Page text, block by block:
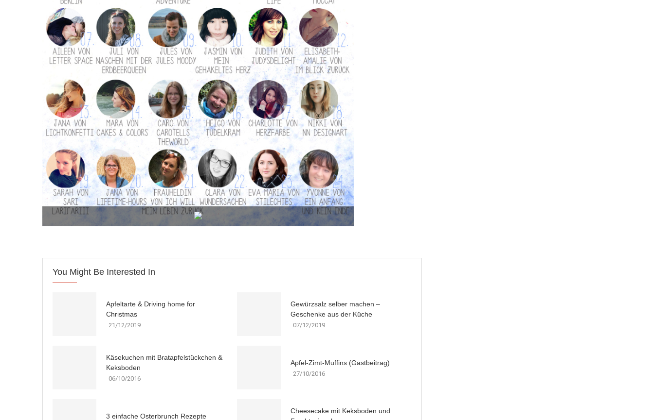
You Might Be Interested In
Apfeltarte & Driving home for
Christmas
21/12/2019
Gewürzsalz selber machen –
Geschenke aus der Küche
07/12/2019
Käsekuchen mit Bratapfelstückchen &
Keksboden
06/10/2016
Apfel-Zimt-Muffins (Gastbeitrag)
27/10/2016
3 einfache Osterbrunch Rezepte
Cheesecake mit Keksboden und